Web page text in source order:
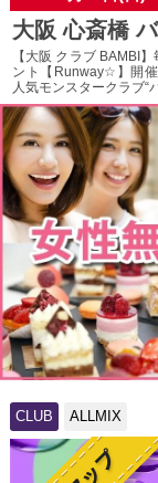
大阪 心斎橋
【大阪 クラブ BAMBI
ント【Runway☆】開
人気モンスタークラブ“
CLUB ALLMIX